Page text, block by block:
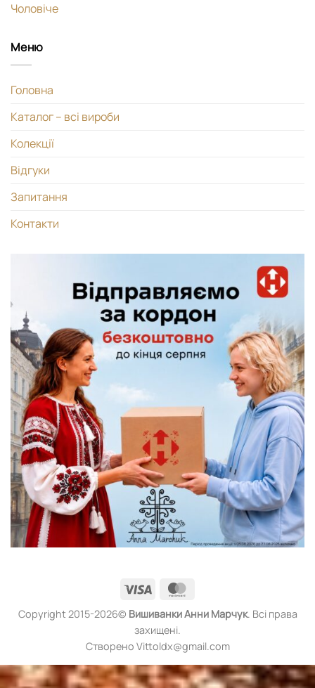
Чоловіче
Меню
Головна
Каталог – всі вироби
Колекції
Відгуки
Запитання
Контакти
Visa
Copyright 2015-2026© ВишиванкиАнни Марчук. Всі права
захищені.
Створено Vittoldx@gmail.com